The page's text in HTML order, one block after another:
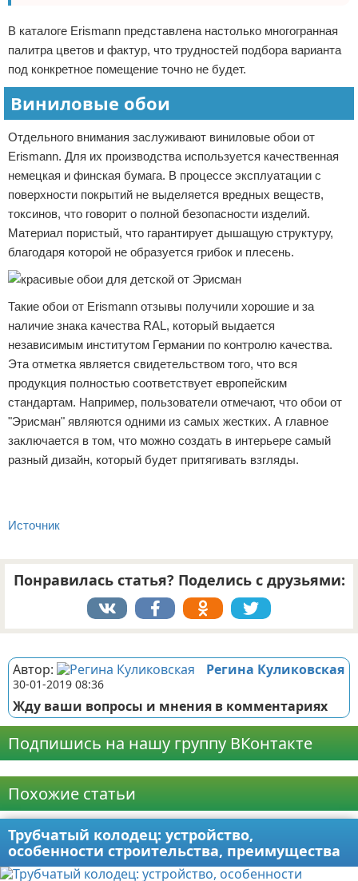
В каталоге Erismann представлена настолько многогранная
палитра цветов и фактур, что трудностей подбора варианта
под конкретное помещение точно не будет.
Виниловые обои
Отдельного внимания заслуживают виниловые обои от
Erismann. Для их производства используется качественная
немецкая и финская бумага. В процессе эксплуатации с
поверхности покрытий не выделяется вредных веществ,
токсинов, что говорит о полной безопасности изделий.
Материал пористый, что гарантирует дышащую структуру,
благодаря которой не образуется грибок и плесень.
Такие обои от Erismann отзывы получили хорошие и за
наличие знака качества RAL, который выдается
независимым институтом Германии по контролю качества.
Эта отметка является свидетельством того, что вся
продукция полностью соответствует европейским
стандартам. Например, пользователи отмечают, что обои от
"Эрисман" являются одними из самых жестких. А главное
заключается в том, что можно создать в интерьере самый
разный дизайн, который будет притягивать взгляды.
Источник
Понравилась статья? Поделись с друзьями:
Автор: Регина Куликовская
30-01-2019 08:36
Жду ваши вопросы и мнения в комментариях
Подпишись на нашу группу ВКонтакте
Похожие статьи
Трубчатый колодец: устройство,
особенности строительства, преимущества